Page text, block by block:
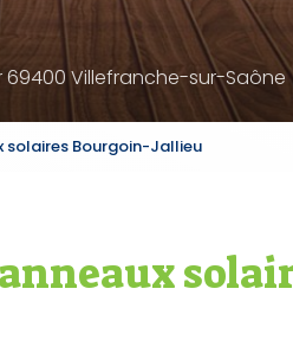
69400Villefranche-sur-Saône
solaires Bourgoin-Jallieu